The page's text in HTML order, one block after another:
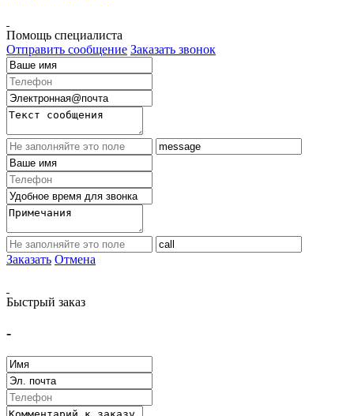
Помощь специалиста
Отправить сообщение Заказать звонок
Заказать Отмена
Быстрый заказ
-